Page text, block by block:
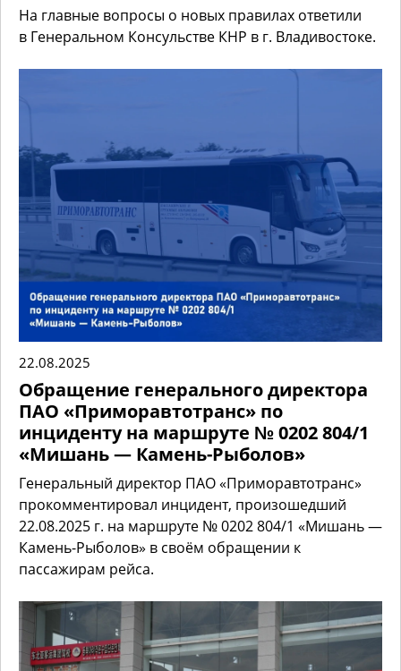
На главные вопросы о новых правилах ответили
в Генеральном Консульстве КНР в г. Владивостоке.
22.08.2025
Обращение генерального директора
ПАО «Приморавтотранс» по
инциденту на маршруте № 0202 804/1
«Мишань — Камень-Рыболов»
Генеральный директор ПАО «Приморавтотранс»
прокомментировал инцидент, произошедший
22.08.2025 г. на маршруте № 0202 804/1 «Мишань —
Камень-Рыболов» в своём обращении к
пассажирам рейса.